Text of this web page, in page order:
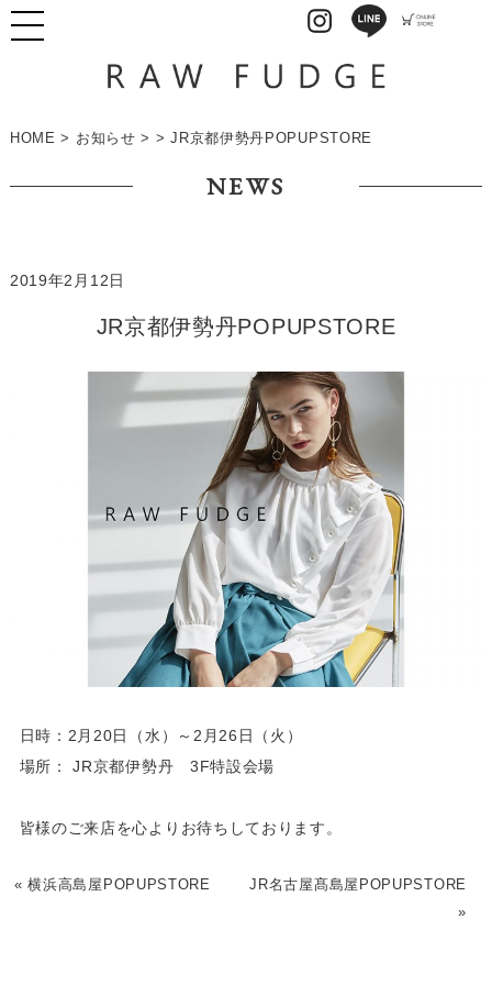
HOME > お知らせ > > JR京都伊勢丹POPUPSTORE
NEWS
2019年2月12日
JR京都伊勢丹POPUPSTORE
日時：2月20日（水）～2月26日（火）
場所： JR京都伊勢丹 3F特設会場
皆様のご来店を心よりお待ちしております。
«横浜高島屋POPUPSTORE
JR名古屋髙島屋POPUPSTORE
»